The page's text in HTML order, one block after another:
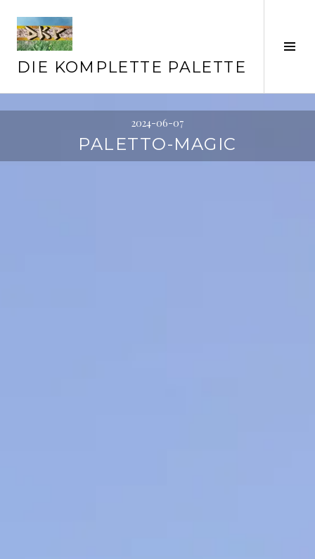
zum
Inhalt
DIE KOMPLETTE PALETTE
2024-06-07
PALETTO-MAGIC